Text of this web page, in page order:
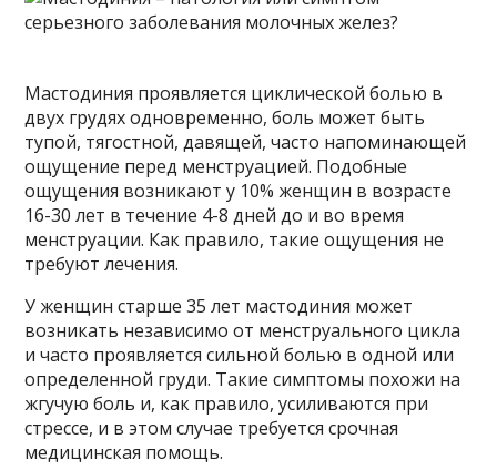
Мастодиния проявляется циклической болью в
двух грудях одновременно, боль может быть
тупой, тягостной, давящей, часто напоминающей
ощущение перед менструацией. Подобные
ощущения возникают у 10% женщин в возрасте
16-30 лет в течение 4-8 дней до и во время
менструации. Как правило, такие ощущения не
требуют лечения.
У женщин старше 35 лет мастодиния может
возникать независимо от менструального цикла
и часто проявляется сильной болью в одной или
определенной груди. Такие симптомы похожи на
жгучую боль и, как правило, усиливаются при
стрессе, и в этом случае требуется срочная
медицинская помощь.